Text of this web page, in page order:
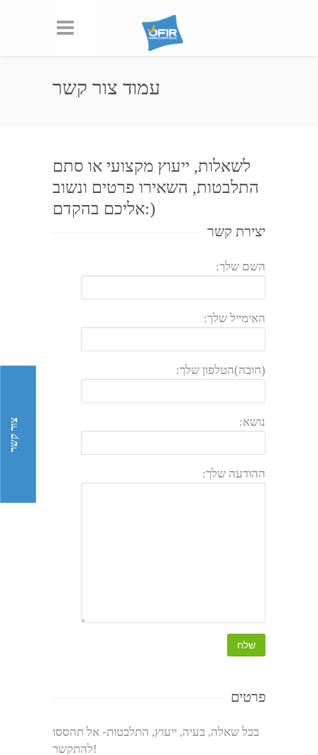
עמוד צור קשר
לשאלות, ייעוץ מקצועי או סתם
התלבטות, השאירו פרטים ונשוב
אליכם בהקדם:)
יצירת קשר
השם שלך:
האימייל שלך:
(חובה)הטלפון שלך:
נושא:
ההודעה שלך:
פרטים
בכל שאלה, בעיה, ייעוץ, התלבטות- אל תהססו
להתקשר!
צור קשר